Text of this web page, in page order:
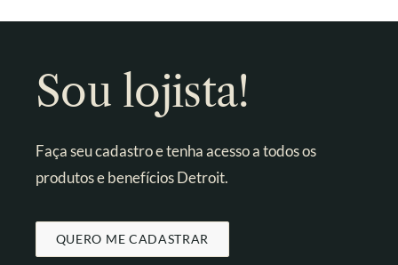
Sou lojista!
Faça seu cadastro e tenha acesso a todos os
produtos e benefícios Detroit.
QUERO ME CADASTRAR